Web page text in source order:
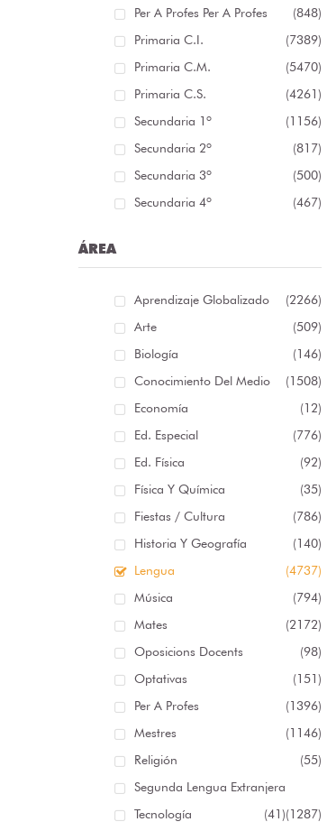
Per A Profes Per A Profes
(848)
Primaria C.I.
(7389)
Primaria C.M.
(5470)
Primaria C.S.
(4261)
Secundaria 1º
(1156)
Secundaria 2º
(817)
Secundaria 3º
(500)
Secundaria 4º
(467)
ÁREA
Aprendizaje Globalizado
(2266)
Arte
(509)
Biología
(146)
Conocimiento Del Medio
(1508)
Economía
(12)
Ed. Especial
(776)
Ed. Física
(92)
Física Y Química
(35)
Fiestas / Cultura
(786)
Historia Y Geografía
(140)
Lengua
(4737)
Música
(794)
Mates
(2172)
Oposicions Docents
(98)
Optativas
(151)
Per A Profes
(1396)
Mestres
(1146)
Religión
(55)
Segunda Lengua Extranjera
(1287)
Tecnología
(41)